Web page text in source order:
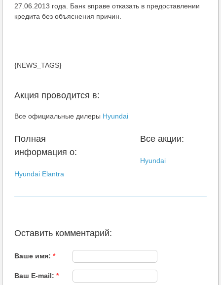
27.06.2013 года. Банк вправе отказать в предоставлении
кредита без объяснения причин.
{NEWS_TAGS}
Акция проводится в:
Все официальные дилеры Hyundai
Полная
информация о:
Hyundai Elantra
Все акции:
Hyundai
Оставить комментарий:
Ваше имя: *
Ваш E-mail: *